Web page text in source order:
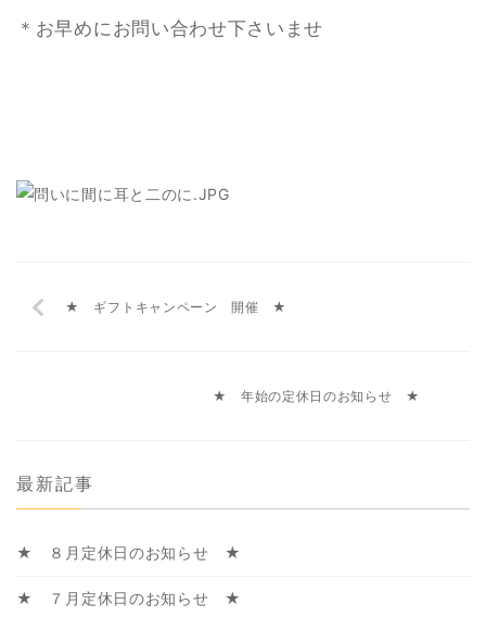
＊お早めにお問い合わせ下さいませ
★ ギフトキャンペーン 開催 ★
★ 年始の定休日のお知らせ ★
最新記事
★ ８月定休日のお知らせ ★
★ ７月定休日のお知らせ ★